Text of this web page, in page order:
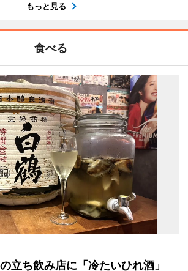
もっと見る
食べる
立ち飲み店に「冷たいひれ酒」